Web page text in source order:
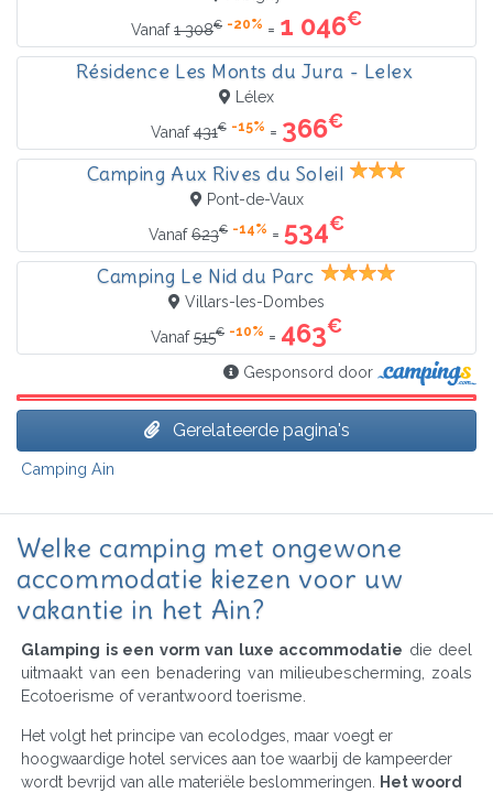
Vanaf1 308€ -20% = 1 046€
Résidence Les Monts du Jura - Lelex
Lélex
Vanaf431€ -15% = 366€
Camping Aux Rives du Soleil
Pont-de-Vaux
Vanaf623€ -14% = 534€
Camping Le Nid du Parc
Villars-les-Dombes
Vanaf515€ -10% = 463€
Gesponsord door
Gerelateerde pagina's
Camping Ain
Welke camping met ongewone
accommodatie kiezen voor uw
vakantie in het Ain?
Glamping is een vorm van luxe accommodatie die deel
uitmaakt van een benadering van milieubescherming, zoals
Ecotoerisme of verantwoord toerisme.
Het volgt het principe van ecolodges, maar voegt er
hoogwaardige hotel services aan toe waarbij de kampeerder
wordt bevrijd van alle materiële beslommeringen. Het woord